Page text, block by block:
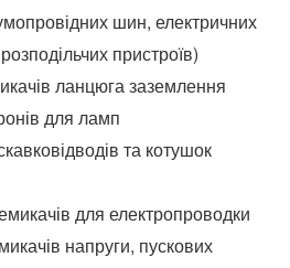
шин, електричних
пристроїв)
ланцюга заземлення
для ламп
та котушок
для електропроводки
напруги, пускових